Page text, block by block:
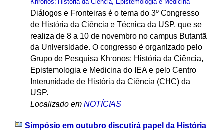
Khronos: História da Ciência, Epistemologia e Medicina
Diálogos e Fronteiras é o tema do 3º Congresso
de História da Ciência e Técnica da USP, que se
realiza de 8 a 10 de novembro no campus Butantã
da Universidade. O congresso é organizado pelo
Grupo de Pesquisa Khronos: História da Ciência,
Epistemologia e Medicina do IEA e pelo Centro
Interunidade de História da Ciência (CHC) da
USP.
Localizado em NOTÍCIAS
Simpósio em outubro discutirá papel da História